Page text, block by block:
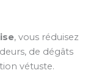
, vous réduisez
de dégâts
vétuste.